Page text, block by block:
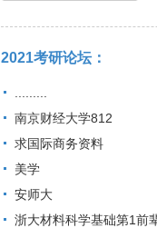
2021考研论坛：
南京财经大学812
求国际商务资料
美学
安师大
浙大材料科学基础第1前